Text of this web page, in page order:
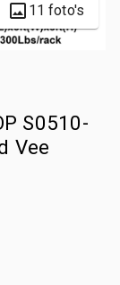
11 foto's
S0510-
Vee